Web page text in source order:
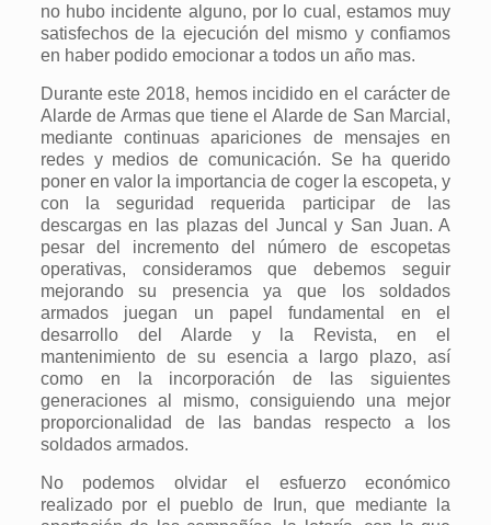
no hubo incidente alguno, por lo cual, estamos muy
satisfechos de la ejecución del mismo y confiamos
en haber podido emocionar a todos un año mas.
Durante este 2018, hemos incidido en el carácter de
Alarde de Armas que tiene el Alarde de San Marcial,
mediante continuas apariciones de mensajes en
redes y medios de comunicación. Se ha querido
poner en valor la importancia de coger la escopeta, y
con la seguridad requerida participar de las
descargas en las plazas del Juncal y San Juan. A
pesar del incremento del número de escopetas
operativas, consideramos que debemos seguir
mejorando su presencia ya que los soldados
armados juegan un papel fundamental en el
desarrollo del Alarde y la Revista, en el
mantenimiento de su esencia a largo plazo, así
como en la incorporación de las siguientes
generaciones al mismo, consiguiendo una mejor
proporcionalidad de las bandas respecto a los
soldados armados.
No podemos olvidar el esfuerzo económico
realizado por el pueblo de Irun, que mediante la